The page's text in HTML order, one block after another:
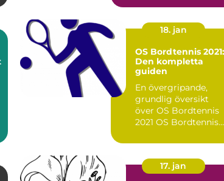
18. jan
OS Bordtennis 2021:
Den kompletta
guiden
En övergripande,
grundlig översikt
över OS Bordtennis
2021 OS Bordtennis
pres...
17. jan